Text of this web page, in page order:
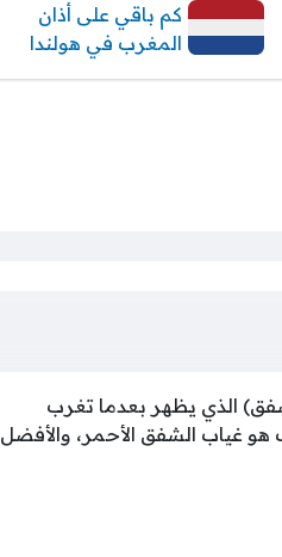
كم باقي على أذان
المغرب في هولندا
الذي يظهر بعدما تغرب
غياب الشفق الأحمر، والأفضل